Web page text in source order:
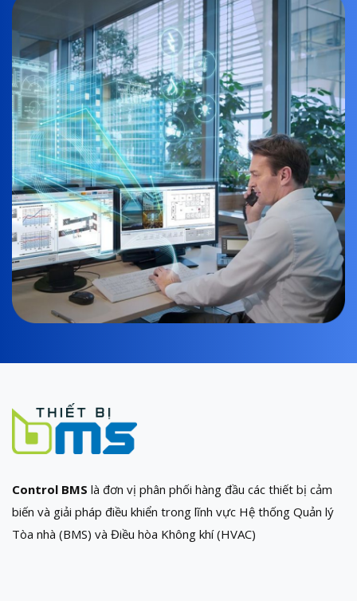
Control BMS là đơn vị phân phối hàng đầu các thiết bị cảm
biến và giải pháp điều khiển trong lĩnh vực Hệ thống Quản lý
Tòa nhà (BMS) và Điều hòa Không khí (HVAC)